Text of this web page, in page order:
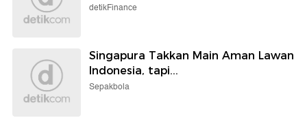
detikFinance
Singapura Takkan Main Aman Lawan
Indonesia, tapi...
Sepakbola